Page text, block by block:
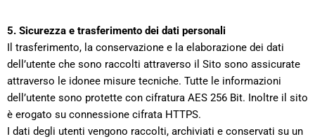
5. Sicurezza e trasferimento dei dati personali
Il trasferimento, la conservazione e la elaborazione dei dati
dell’utente che sono raccolti attraverso il Sito sono assicurate
attraverso le idonee misure tecniche. Tutte le informazioni
dell’utente sono protette con cifratura AES 256 Bit. Inoltre il sito
è erogato su connessione cifrata HTTPS.
I dati degli utenti vengono raccolti, archiviati e conservati su un